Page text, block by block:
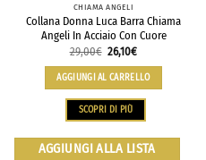
CHIAMA ANGELI
Collana Donna Luca Barra Chiama
Angeli In Acciaio Con Cuore
29,00€ 26,10€
AGGIUNGI AL CARRELLO
SCOPRI DI PIÙ
AGGIUNGI ALLA LISTA